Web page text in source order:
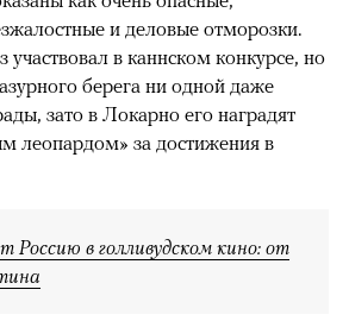
и деловые отморозки.
участвовал в каннском конкурсе, но
берега ни одной даже
зато в Локарно его наградят
леопардом» за достижения в
Россию в голливудском кино: от